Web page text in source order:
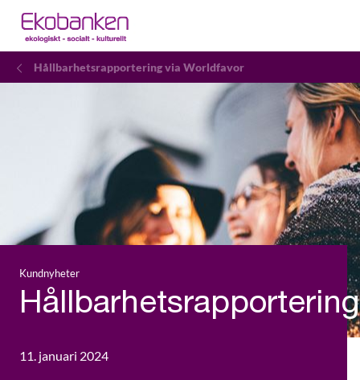
Hållbarhetsrapportering via Worldfavor
Kundnyheter
Hållbarhetsrapportering
11. januari 2024